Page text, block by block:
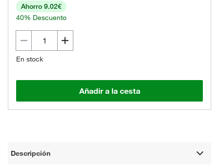
Ahorro 9.02€
40% Descuento
En stock
Añadir a la cesta
Descripción